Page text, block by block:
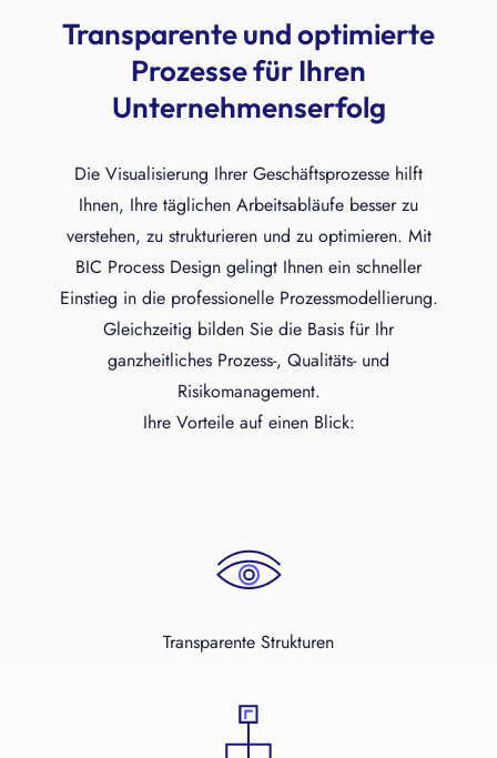
Transparente und optimierte
Prozesse für Ihren
Unternehmenserfolg
Die Visualisierung Ihrer Geschäftsprozesse hilft
Ihnen, Ihre täglichen Arbeitsabläufe besser zu
verstehen, zu strukturieren und zu optimieren. Mit
BIC Process Design gelingt Ihnen ein schneller
Einstieg in die professionelle Prozessmodellierung.
Gleichzeitig bilden Sie die Basis für Ihr
ganzheitliches Prozess-, Qualitäts- und
Risikomanagement.
Ihre Vorteile auf einen Blick:
Transparente Strukturen